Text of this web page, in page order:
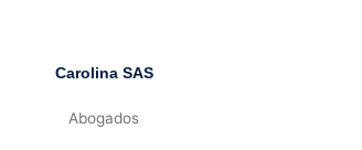
Carolina SAS
Abogados